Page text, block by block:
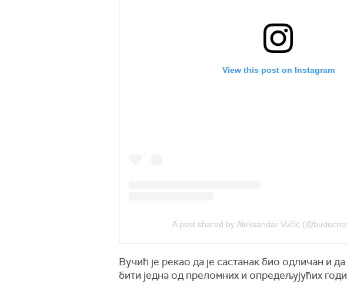
View this post on Instagram
A post shared by Aleksandar Vučić
Вучић је рекао да је састанак био одличан и
бити једна од преломних и опредељујућих